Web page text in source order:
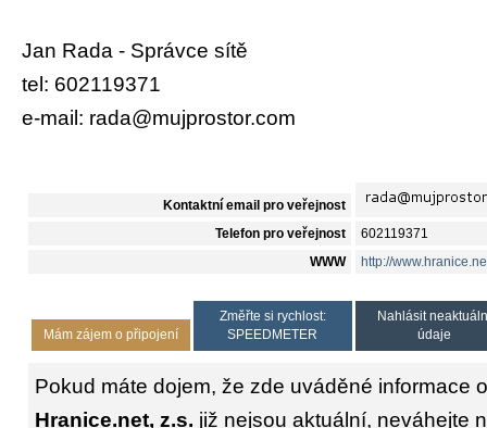
Jan Rada - Správce sítě
tel: 602119371
e-mail: rada@mujprostor.com
Kontaktní email pro veřejnost
Telefon pro veřejnost 602119371
WWW http://
Mám zájem o připojení
Změřte si rychlost:
SPEEDMETER
Nahlásit
údaje
Pokud máte dojem, že zde uváděné informace
Hranice.net, z.s. již nejsou aktuální, neváhejte